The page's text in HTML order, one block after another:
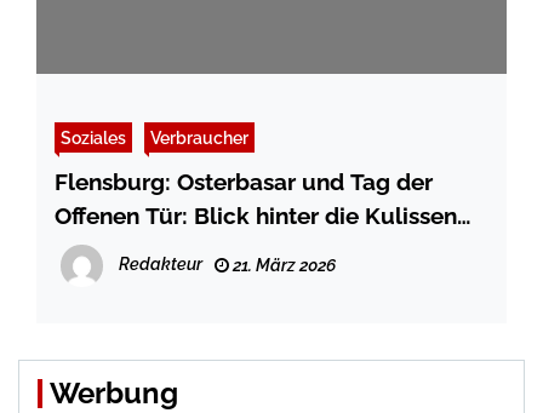
Soziales Verbraucher
Flensburg: Osterbasar und Tag der
Offenen Tür: Blick hinter die Kulissen
beim JAW Jugendaufbauwerk am 25.
März
Redakteur 21. März 2026
Werbung